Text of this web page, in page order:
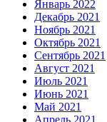
Январь 2022
Декабрь 2021
Ноябрь 2021
Октябрь 2021
Сентябрь 2021
Август 2021
Июль 2021
Июнь 2021
Май 2021